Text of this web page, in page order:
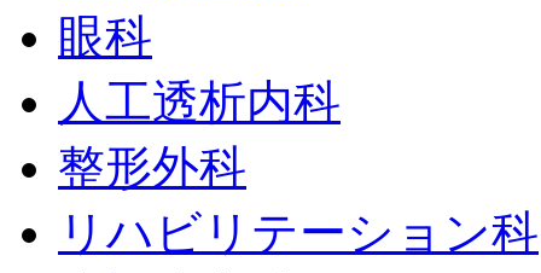
眼科
人工透析内科
整形外科
リハビリテーション科